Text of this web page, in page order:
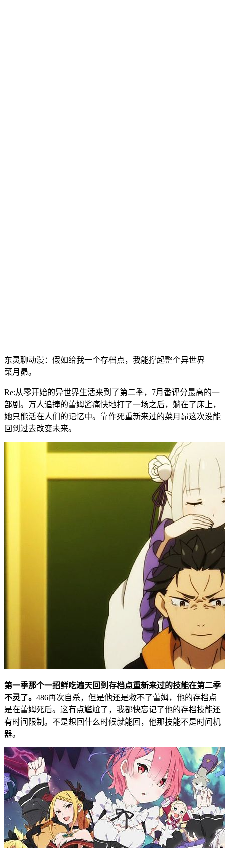
东灵聊动漫：假如给我一个存档点，我能撑起整个异世界——
菜月昴。
Re:从零开始的异世界生活来到了第二季，7月番评分最高的一
部剧。万人追捧的蕾姆酱痛快地打了一场之后，躺在了床上，
她只能活在人们的记忆中。靠作死重新来过的菜月昴这次没能
回到过去改变未来。
第一季那个一招鲜吃遍天回到存档点重新来过的技能在第二季
不灵了。 486再次自杀，但是他还是救不了蕾姆，他的存档点
是在蕾姆死后。这有点尴尬了，我都快忘记了他的存档技能还
有时间限制。不是想回什么时候就能回，他那技能不是时间机
器。